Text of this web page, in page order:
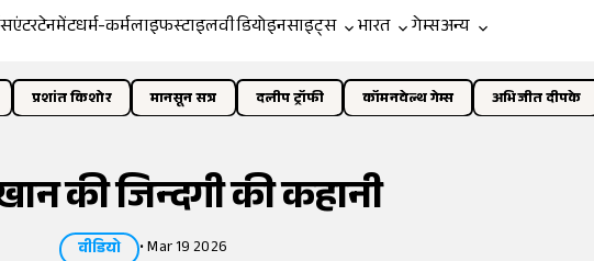
एंटरटेनमेंटधर्म-कर्मलाइफस्टाइलवीडियोइनसाइट्स भारत गेम्सअन्य
प्रशांत किशोर मानसून सत्र दलीप ट्रॉफी कॉमनवेल्थ गेम्स अभिजीत दीपके
की जिन्दगी की कहानी
वीडियो •Mar 19 2026